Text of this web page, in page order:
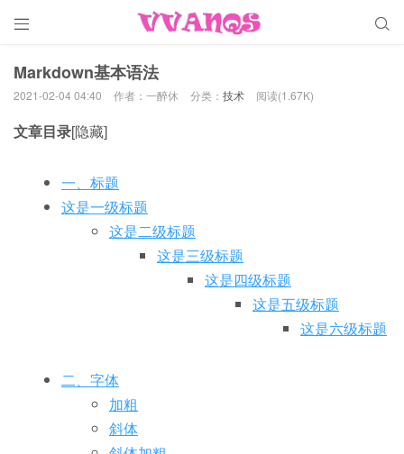
 
Markdown基本语法
2021-02-04 04:40 作者：一醉休 分类： 技术 阅读(1.67K)
文章目录[隐藏]
一、标题
这是一级标题
这是二级标题
这是三级标题
这是四级标题
这是五级标题
这是六级标题
二、字体
加粗
斜体